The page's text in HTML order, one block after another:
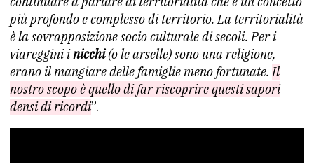
più profondo e complesso di territorio. La territorialità
è la sovrapposizione socio culturale di secoli. Per i
viareggini inicchi(o le arselle) sono una religione,
erano il mangiare delle famiglie meno fortunate.Il
nostro scopo è quello di far riscoprire questi sapori
densi di ricordi”.